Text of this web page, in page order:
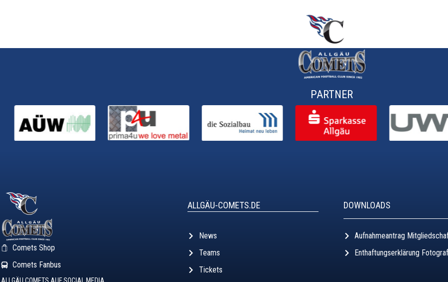
PARTNER
Comets Shop
Comets Fanbus
ALLGÄU-COMETS.DE
News
Teams
Tickets
DOWNLOADS
Aufnahmeantrag
Enthaftungserklärung